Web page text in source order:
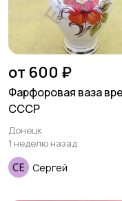
от 600 ₽
Фарфоровая ваза
СССР
Донецк
1 неделю назад
Сергей